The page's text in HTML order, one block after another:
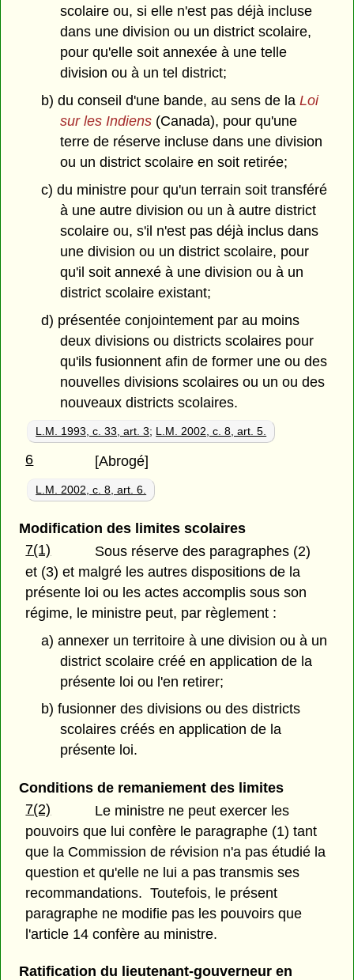
scolaire ou, si elle n'est pas déjà incluse
dans une division ou un district scolaire,
pour qu'elle soit annexée à une telle
division ou à un tel district;
b) du conseil d'une bande, au sens de la Loi
sur les Indiens (Canada), pour qu'une
terre de réserve incluse dans une division
ou un district scolaire en soit retirée;
c) du ministre pour qu'un terrain soit transféré
à une autre division ou un à autre district
scolaire ou, s'il n'est pas déjà inclus dans
une division ou un district scolaire, pour
qu'il soit annexé à une division ou à un
district scolaire existant;
d) présentée conjointement par au moins
deux divisions ou districts scolaires pour
qu'ils fusionnent afin de former une ou des
nouvelles divisions scolaires ou un ou des
nouveaux districts scolaires.
L.M. 1993, c. 33, art. 3; L.M. 2002, c. 8, art. 5.
6 [Abrogé]
L.M. 2002, c. 8, art. 6.
Modification des limites scolaires
7(1)
Sous réserve des paragraphes (2)
et (3) et malgré les autres dispositions de la
présente loi ou les actes accomplis sous son
régime, le ministre peut, par règlement :
a) annexer un territoire à une division ou à un
district scolaire créé en application de la
présente loi ou l'en retirer;
b) fusionner des divisions ou des districts
scolaires créés en application de la
présente loi.
Conditions de remaniement des limites
7(2)
Le ministre ne peut exercer les
pouvoirs que lui confère le paragraphe (1) tant
que la Commission de révision n'a pas étudié la
question et qu'elle ne lui a pas transmis ses
recommandations. Toutefois, le présent
paragraphe ne modifie pas les pouvoirs que
l'article 14 confère au ministre.
Ratification du lieutenant-gouverneur en